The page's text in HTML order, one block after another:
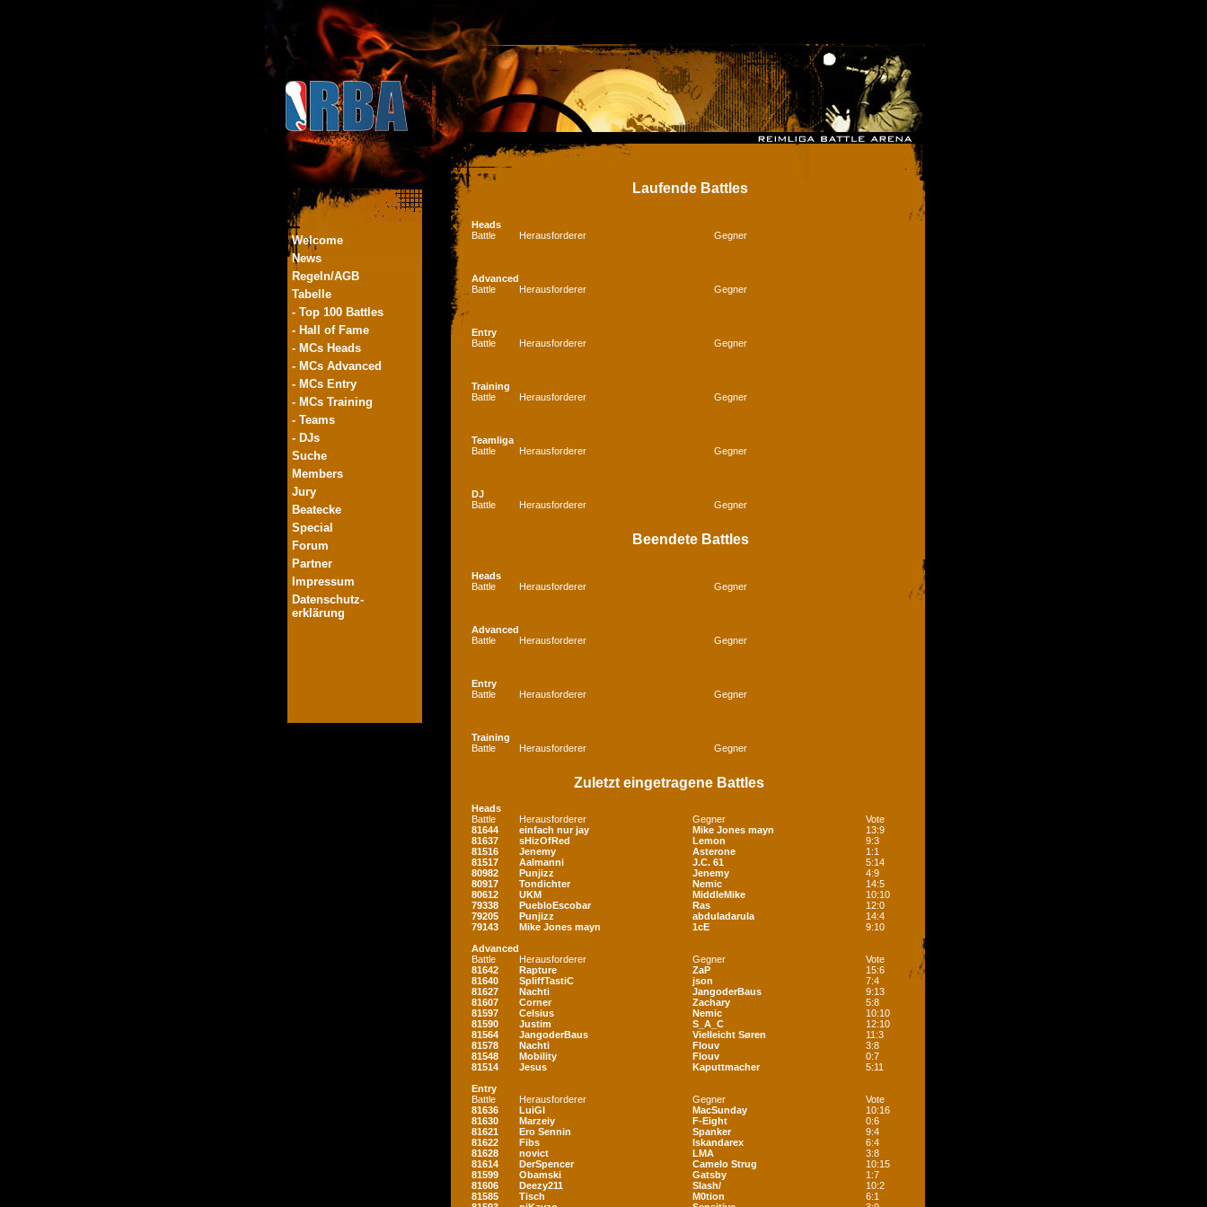
Welcome
News
Regeln/AGB
Tabelle
- Top 100 Battles
- Hall of Fame
- MCs Heads
- MCs Advanced
- MCs Entry
- MCs Training
- Teams
- DJs
Suche
Members
Jury
Beatecke
Special
Forum
Partner
Impressum
Datenschutz-
erklärung
Laufende Battles
Heads
Battle
Herausforderer Gegner
Advanced
Battle
Herausforderer Gegner
Entry
Battle
Herausforderer Gegner
Training
Battle
Herausforderer Gegner
Teamliga
Battle
Herausforderer Gegner
DJ
Battle
Herausforderer Gegner
Beendete Battles
Heads
Battle
Herausforderer Gegner
Advanced
Battle
Herausforderer Gegner
Entry
Battle
Herausforderer Gegner
Training
Battle
Herausforderer Gegner
Zuletzt eingetragene Battles
Heads
Battle
Herausforderer Gegner
Vote
81644
einfach nur jay Mike Jones mayn
13:9
81637
sHizOfRed Lemon
9:3
81516
Jenemy Asterone
1:1
81517
Aalmanni J.C. 61
5:14
80982
Punjizz Jenemy
4:9
80917
Tondichter Nemic
14:5
80612
UKM MiddleMike
10:10
79338
PuebloEscobar Ras
12:0
79205
Punjizz abduladarula
14:4
79143
Mike Jones mayn 1cE
9:10
Advanced
Battle
Herausforderer Gegner
Vote
81642
Rapture ZaP
15:6
81640
SpliffTastiC json
7:4
81627
Nachti JangoderBaus
9:13
81607
Corner Zachary
5:8
81597
Celsius Nemic
10:10
81590
Justim S_A_C
12:10
81564
JangoderBaus Vielleicht Søren
11:3
81578
Nachti Flouv
3:8
81548
Mobility Flouv
0:7
81514
Jesus Kaputtmacher
5:11
Entry
Battle
Herausforderer Gegner
Vote
81636
LuiGI MacSunday
10:16
81630
Marzeiy F-Eight
0:6
81621
Ero Sennin Spanker
9:4
81622
Fibs Iskandarex
6:4
81628
novict LMA
3:8
81614
DerSpencer Camelo Strug
10:15
81599
Obamski Gatsby
1:7
81606
Deezy211 Slash/
10:2
81585
Tisch M0tion
6:1